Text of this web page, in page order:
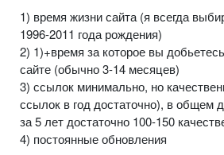
1) время жизни сайта (я всегда
1996-2011 года рождения)
2) 1)+время за которое вы
сайте (обычно 3-14 месяцев)
3) ссылок минимально, но
ссылок в год достаточно), в общем
за 5 лет достаточно 100-150
4) постоянные обновления